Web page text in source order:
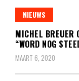
NIEUWS
MICHEL BREUER
“WORD NOG
MAART 6, 2020